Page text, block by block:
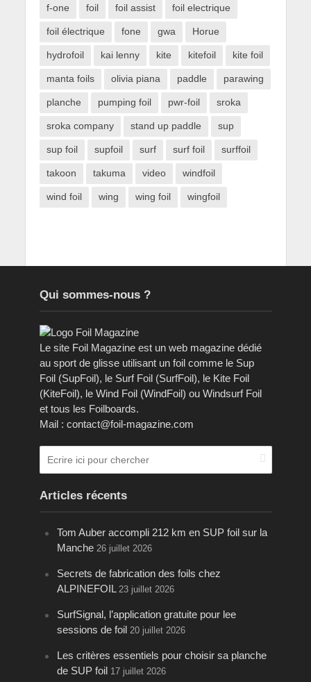
f-one foil foil assist foil electrique
foil électrique fone gwa Horue
hydrofoil kai lenny kite kitefoil kite foil
manta foils olivia piana paddle parawing
planche pumping foil pwr-foil sroka
sroka company stand up paddle sup
sup foil supfoil surf surf foil surffoil
takoon takuma video windfoil
wind foil wing wing foil wingfoil
Qui sommes-nous ?
Le site Foil Magazine est un web magazine dédié
au sport de glisse utilisant un foil comme le Sup
Foil (SupFoil), le Surf Foil (SurfFoil), le Kite Foil
(KiteFoil), le Wind Foil (WindFoil) ou Windsurf Foil
et tous les Foilboards.
Mail : contact@foil-magazine.com
Articles récents
Tom Auber accompli 212 km en SUP foil sur la
Manche 26 juillet 2026
Secrets de fabrication des foils chez
ALPINEFOIL 23 juillet 2026
SurfSignal, l’application gratuite pour lee
sessions de foil 20 juillet 2026
Les critères essentiels pour choisir sa planche
de SUP foil 17 juillet 2026